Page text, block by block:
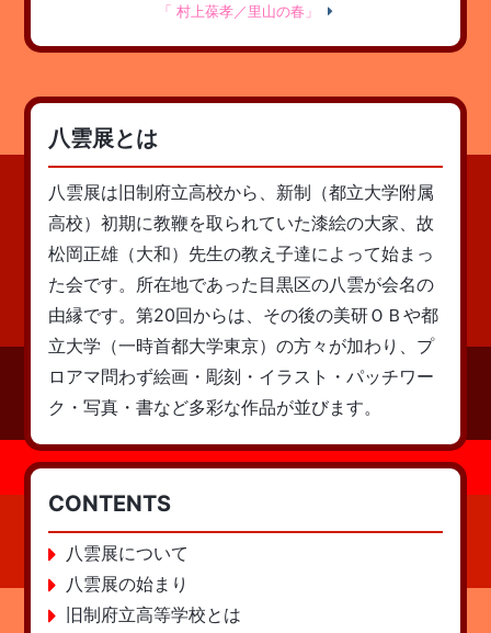
「 村上葆孝／里山の春」
八雲展とは
八雲展は旧制府立高校から、新制（都立大学附属
高校）初期に教鞭を取られていた漆絵の大家、故
松岡正雄（大和）先生の教え子達によって始まっ
た会です。所在地であった目黒区の八雲が会名の
由縁です。第20回からは、その後の美研ＯＢや都
立大学（一時首都大学東京）の方々が加わり、プ
ロアマ問わず絵画・彫刻・イラスト・パッチワー
ク・写真・書など多彩な作品が並びます。
CONTENTS
八雲展について
八雲展の始まり
旧制府立高等学校とは